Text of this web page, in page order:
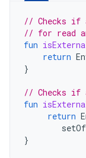
// Checks if
// for read
fun
return
}
// Checks if
fun
return
setOf
}